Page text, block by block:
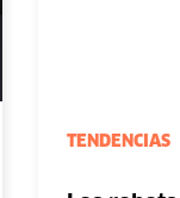
TENDENCIAS